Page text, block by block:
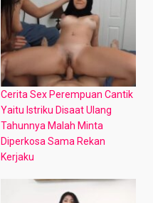
Cerita Sex Perempuan Cantik
Yaitu Istriku Disaat Ulang
Tahunnya Malah Minta
Diperkosa Sama Rekan
Kerjaku